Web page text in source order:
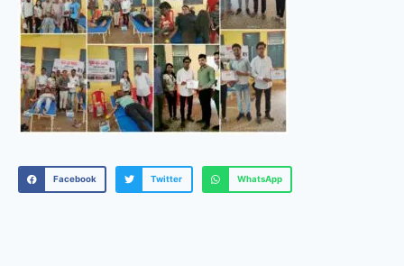
Facebook Twitter WhatsApp